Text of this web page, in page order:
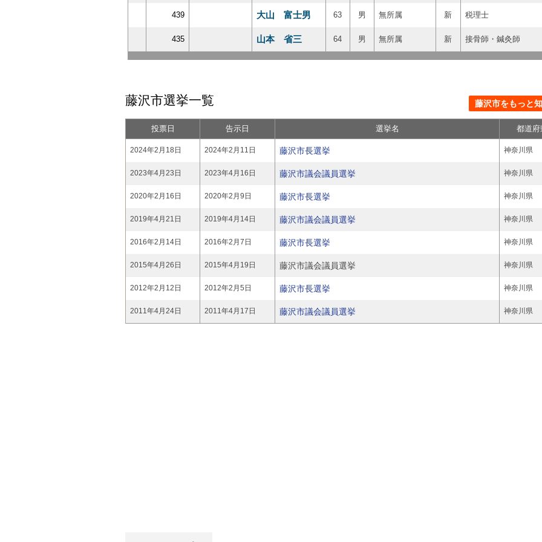
439 大山 富士男 63 男 無所属 新 税理士
435 山本 省三 64 男 無所属 新 接骨師・鍼灸師
藤沢市選挙一覧 藤沢市をもっと知
投票日 告示日 選挙名 都道府
2024年2月18日 2024年2月11日 藤沢市長選挙 神奈川県
2023年4月23日 2023年4月16日 藤沢市議会議員選挙 神奈川県
2020年2月16日 2020年2月9日 藤沢市長選挙 神奈川県
2019年4月21日 2019年4月14日 藤沢市議会議員選挙 神奈川県
2016年2月14日 2016年2月7日 藤沢市長選挙 神奈川県
2015年4月26日 2015年4月19日 藤沢市議会議員選挙 神奈川県
2012年2月12日 2012年2月5日 藤沢市長選挙 神奈川県
2011年4月24日 2011年4月17日 藤沢市議会議員選挙 神奈川県